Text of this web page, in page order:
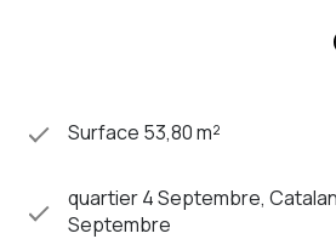
Surface 53,80 m²
quartier 4 Septembre,
Septembre